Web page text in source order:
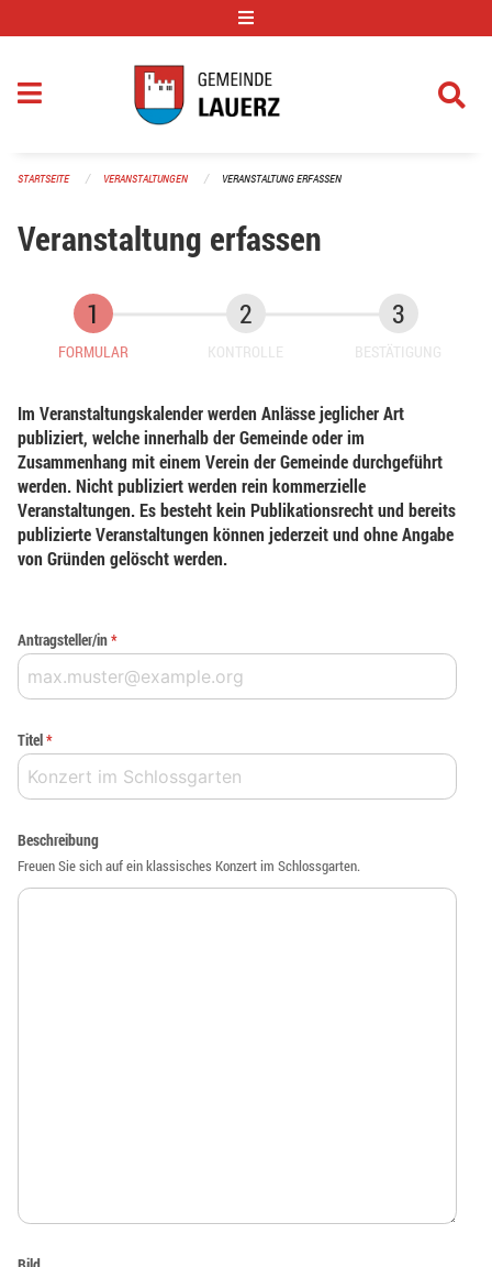
STARTSEITE VERANSTALTUNGEN VERANSTALTUNG ERFASSEN
Veranstaltung erfassen
FORMULAR KONTROLLE BESTÄTIGUNG
Im Veranstaltungskalender werden Anlässe jeglicher Art
publiziert, welche innerhalb der Gemeinde oder im
Zusammenhang mit einem Verein der Gemeinde durchgeführt
werden. Nicht publiziert werden rein kommerzielle
Veranstaltungen. Es besteht kein Publikationsrecht und bereits
publizierte Veranstaltungen können jederzeit und ohne Angabe
von Gründen gelöscht werden.
Antragsteller/in*
Titel*
Beschreibung
Freuen Sie sich auf ein klassisches Konzert im Schlossgarten.